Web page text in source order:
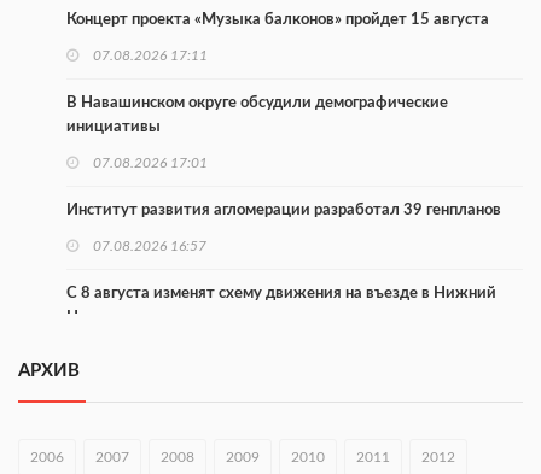
Концерт проекта «Музыка балконов» пройдет 15 августа
07.08.2026 17:11
В Навашинском округе обсудили демографические
инициативы
07.08.2026 17:01
Институт развития агломерации разработал 39 генпланов
07.08.2026 16:57
С 8 августа изменят схему движения на въезде в Нижний
Новгород
В Нижегородской области прошло заседание АТК и
07.08.2026 14:54
АРХИВ
2006 2007 2008 2009 2010 2011 2012